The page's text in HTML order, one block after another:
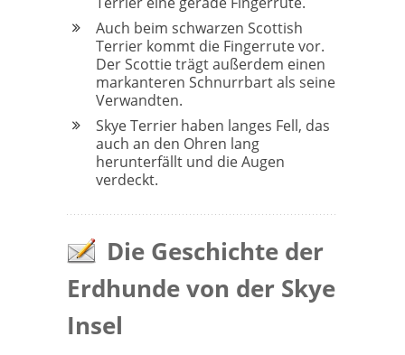
Auch beim schwarzen Scottish
Terrier kommt die Fingerrute vor.
Der Scottie trägt außerdem einen
markanteren Schnurrbart als seine
Verwandten.
Skye Terrier haben langes Fell, das
auch an den Ohren lang
herunterfällt und die Augen
verdeckt.
Die Geschichte der
Erdhunde von der Skye
Insel